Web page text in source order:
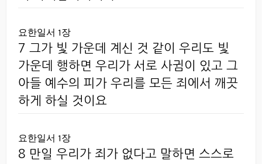
요한일서 1장
7 그가 빛 가운데 계신 것 같이 우리도 빛
가운데 행하면 우리가 서로 사귐이 있고 그
아들 예수의 피가 우리를 모든 죄에서 깨끗
하게 하실 것이요
요한일서 1장
8 만일 우리가 죄가 없다고 말하면 스스로